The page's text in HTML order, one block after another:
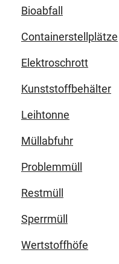
Bioabfall
Containerstellplätze
Elektroschrott
Kunststoffbehälter
Leihtonne
Müllabfuhr
Problemmüll
Restmüll
Sperrmüll
Wertstoffhöfe